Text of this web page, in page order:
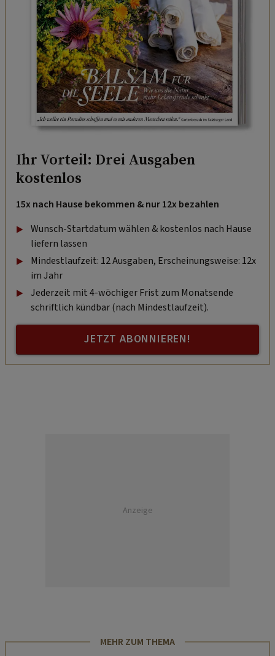
Ihr Vorteil: Drei Ausgaben
kostenlos
15x nach Hause bekommen & nur 12x bezahlen
Wunsch-Startdatum wählen & kostenlos nach Hause
liefern lassen
Mindestlaufzeit: 12 Ausgaben, Erscheinungsweise: 12x
im Jahr
Jederzeit mit 4-wöchiger Frist zum Monatsende
schriftlich kündbar (nach Mindestlaufzeit).
JETZT ABONNIEREN!
Anzeige
MEHR ZUM THEMA